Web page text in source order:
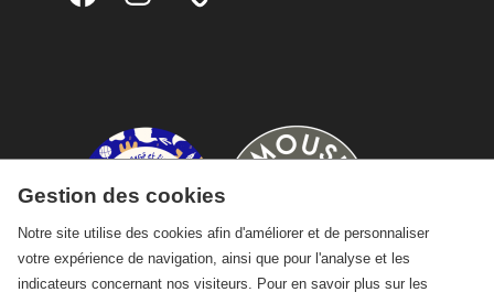
Gestion des cookies
Notre site utilise des cookies afin d'améliorer et de personnaliser
votre expérience de navigation, ainsi que pour l'analyse et les
indicateurs concernant nos visiteurs. Pour en savoir plus sur les